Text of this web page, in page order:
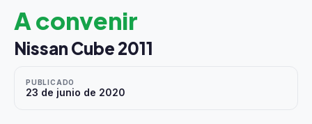
A convenir
Nissan Cube 2011
PUBLICADO
23 de junio de 2020